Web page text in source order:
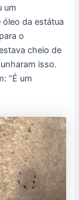
um
da estátua
o
cheio de
isso.
“É um